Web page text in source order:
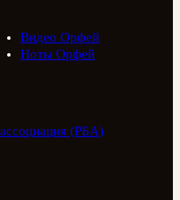
Видео Орфей
Ноты Орфей
(РБА)